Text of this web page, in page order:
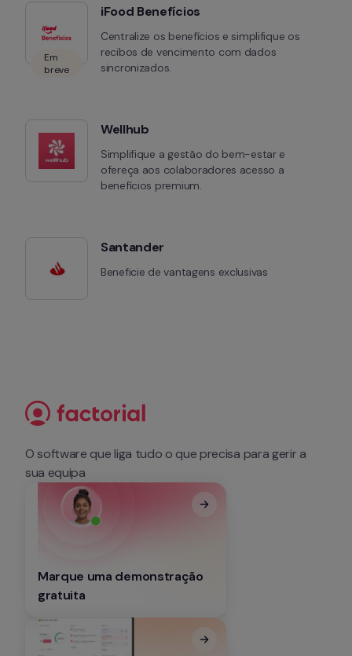
Em
breve
iFood Benefícios
Centralize os benefícios e simplifique os
recibos de vencimento com dados
sincronizados.
Wellhub
Simplifique a gestão do bem-estar e
ofereça aos colaboradores acesso a
benefícios premium.
Santander
Beneficie de vantagens exclusivas
O software que liga tudo o que precisa para gerir a
sua equipa
Marque uma demonstração
gratuita